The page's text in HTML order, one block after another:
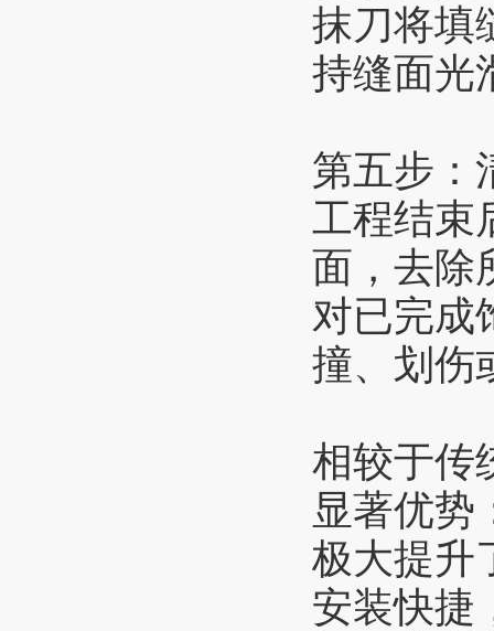
抹刀将填
持缝面光
第五步：
工程结束
面，去除
对已完成
撞、划伤
相较于传
显著优势
极大提升
安装快捷